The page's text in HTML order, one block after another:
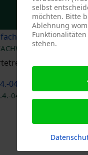
26.9.2026
04.10.26
selbst
möchten. Bitte
Ablehnung
stehen.